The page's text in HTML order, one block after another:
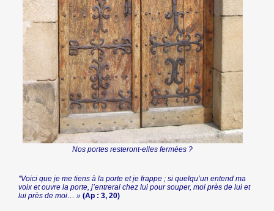
Nos portes resteront-elles fermées ?
"Voici que je me tiens à la porte et je frappe ; si quelqu’un entend ma
voix et ouvre la porte, j’entrerai chez lui pour souper, moi près de lui et
lui près de moi… » (Ap : 3, 20)